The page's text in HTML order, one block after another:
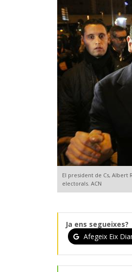
El president de Cs, Albert
electorals. ACN
Ja ens segueixes?
Afegeix Eix